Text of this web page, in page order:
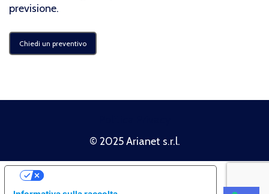
previsione.
Chiedi un preventivo
© 2025 Arianet s.r.l.